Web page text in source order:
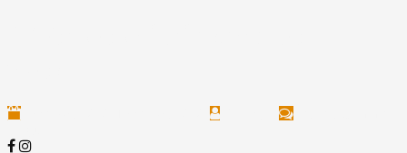
Facebook
Instagram